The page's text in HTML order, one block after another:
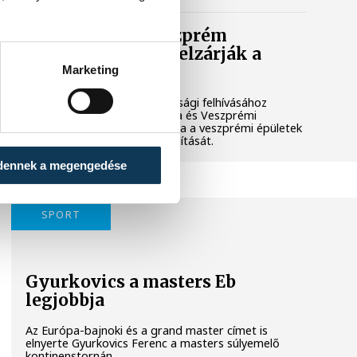
Marketing
a megengedése
Lekapcsolják Veszprém
díszkivilágítását, elzárják a
szökőkutakat
A kormány energiatakarékossági felhívásához
csatlakozva Veszprém városa és Veszprémi
Főegyházmegye is lekapcsolta a veszprémi épületek
és nevezetességek díszkivilágítását.
SPORT
Gyurkovics a masters Eb
legjobbja
Az Európa-bajnoki és a grand master címet is
elnyerte Gyurkovics Ferenc a masters súlyemelő